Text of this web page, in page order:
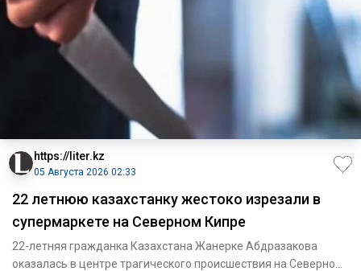
https://liter.kz
05 Августа 2026 02:33
22 летнюю казахстанку жестоко изрезали в
супермаркете на Северном Кипре
22-летняя гражданка Казахстана Жанерке Абдразакова
оказалась в центре трагического происшествия на Северном